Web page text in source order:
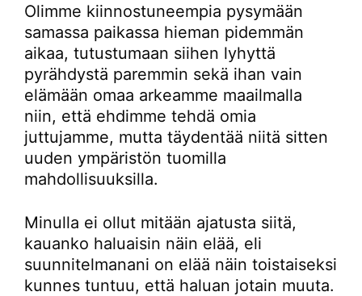
Olimme kiinnostuneempia pysymään
samassa paikassa hieman pidemmän
aikaa, tutustumaan siihen lyhyttä
pyrähdystä paremmin sekä ihan vain
elämään omaa arkeamme maailmalla
niin, että ehdimme tehdä omia
juttujamme, mutta täydentää niitä sitten
uuden ympäristön tuomilla
mahdollisuuksilla.
Minulla ei ollut mitään ajatusta siitä,
kauanko haluaisin näin elää, eli
suunnitelmanani on elää näin toistaiseksi
kunnes tuntuu, että haluan jotain muuta.